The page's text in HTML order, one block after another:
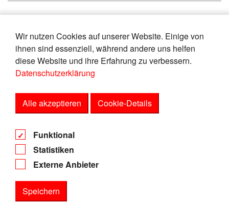
Wir nutzen Cookies auf unserer Website. Einige von
ihnen sind essenziell, während andere uns helfen
diese Website und ihre Erfahrung zu verbessern.
Datenschutzerklärung
Alle akzeptieren Cookie-Details
Funktional
Statistiken
Externe Anbieter
Speichern
« 4 5 6 7 8 9 10 11
12
13
»
Impressum